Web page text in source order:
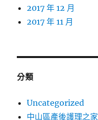
2017 年 12 月
2017 年 11 月
分類
Uncategorized
中山區產後護理之家